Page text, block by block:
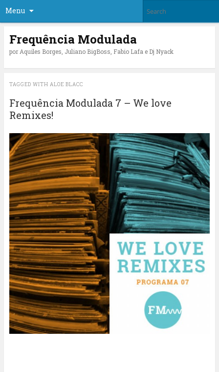
Menu
Frequência Modulada
por Aquiles Borges, Juliano BigBoss, Fabio Lafa e Dj Nyack
TAGGED WITH ALOE BLACC
Frequência Modulada 7 – We love
Remixes!